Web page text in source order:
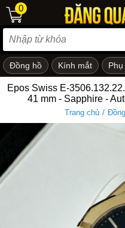
em
0
Đồng hồ Kính mắt
Epos Swiss E-
41 mm - Sapphire -
Trang chủ /